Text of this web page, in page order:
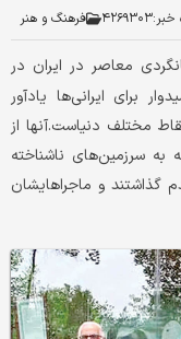
خبر:۴۲۶۹۳۰۳ فرهنگ و هنر
معاصر در ایران در
برای ایرانی‌ها یادآور
مختلف دنیاست.آنها از
به سرزمین‌های ناشناخته
گذاشتند و ماجراهایشان